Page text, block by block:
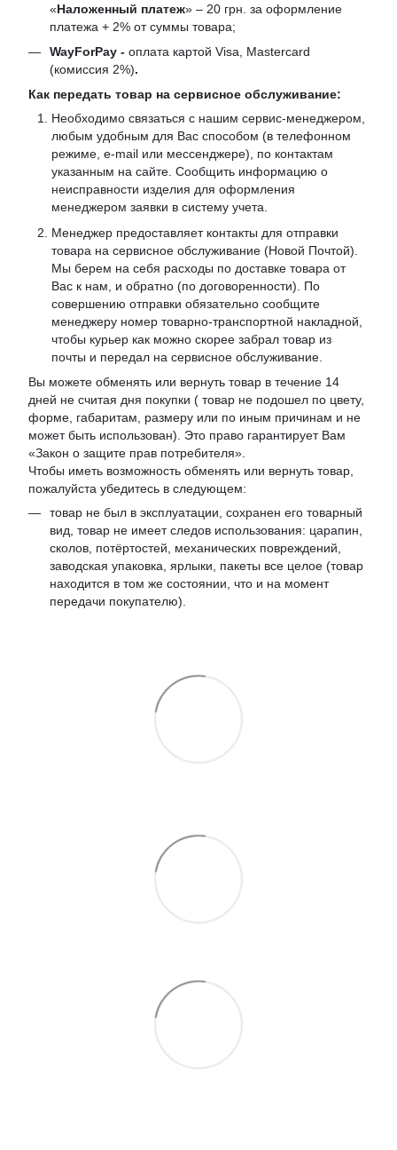
«Наложенный платеж» – 20 грн. за оформление
платежа + 2% от суммы товара;
WayForPay - оплата картой Visa, Mastercard
(комиссия 2%).
Как передать товар на сервисное обслуживание:
Необходимо связаться с нашим сервис-менеджером,
любым удобным для Вас способом (в телефонном
режиме, e-mail или мессенджере), по контактам
указанным на сайте. Сообщить информацию о
неисправности изделия для оформления
менеджером заявки в систему учета.
Менеджер предоставляет контакты для отправки
товара на сервисное обслуживание (Новой Почтой).
Мы берем на себя расходы по доставке товара от
Вас к нам, и обратно (по договоренности). По
совершению отправки обязательно сообщите
менеджеру номер товарно-транспортной накладной,
чтобы курьер как можно скорее забрал товар из
почты и передал на сервисное обслуживание.
Вы можете обменять или вернуть товар в течение 14
дней не считая дня покупки ( товар не подошел по цвету,
форме, габаритам, размеру или по иным причинам и не
может быть использован). Это право гарантирует Вам
«Закон о защите прав потребителя».
Чтобы иметь возможность обменять или вернуть товар,
пожалуйста убедитесь в следующем:
товар не был в эксплуатации, сохранен его товарный
вид, товар не имеет следов использования: царапин,
сколов, потёртостей, механических повреждений,
заводская упаковка, ярлыки, пакеты все целое (товар
находится в том же состоянии, что и на момент
передачи покупателю).